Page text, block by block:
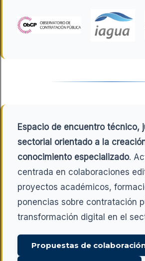
Espacio de encuentro técnico,
sectorial orientado a la
conocimiento especializado.
centrada en colaboraciones
proyectos académicos,
ponencias sobre contratación
transformación digital en el
Propuestas de